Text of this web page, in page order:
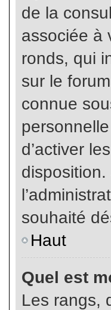
de la
associée à
ronds, qui
sur le
connue
d’activer
souhaité
Haut
Quel est
Les rangs,